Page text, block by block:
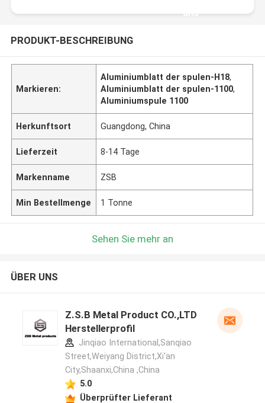
uns
PRODUKT-BESCHREIBUNG
Markieren:
Aluminiumblatt der spulen-H18,
Aluminiumblatt der spulen-1100,
Aluminiumspule 1100
Herkunftsort Guangdong, China
Lieferzeit 8-14 Tage
Markenname ZSB
Min Bestellmenge 1 Tonne
Sehen Sie mehr an
ÜBER UNS
Z.S.B Metal Product CO.,LTD
Herstellerprofil
Jinqiao International,Sanqiao
Street,Weiyang District,Xi'an
City,Shaanxi,China ,China
5.0
Überprüfter Lieferant